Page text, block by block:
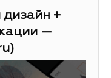
дизайн +
—